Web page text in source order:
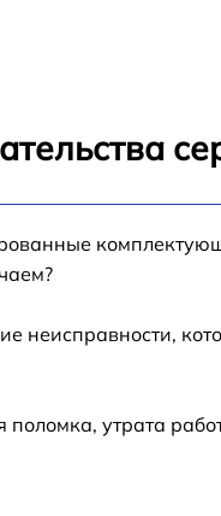
Air 2022
неисправности,
утрата